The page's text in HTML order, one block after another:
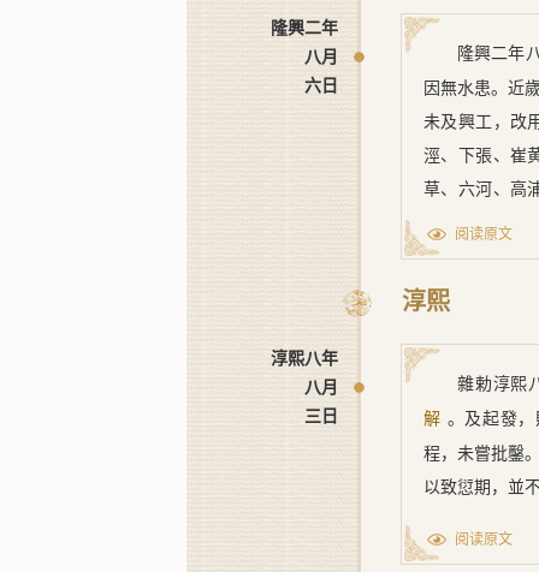
隆興二年
八月
六日
隆興二年
因無水患。近
未及興工，改
涇、下張、崔
草、六河、高
陳、水門、
山、許浦三所
理開濬，諸州
海。蓋以太湖
天禧，成於
開浦之利，不
儲，及致勞擾
縣最要二浦：
山縣最要三浦
阅读原文
淳熙
淳熙八年
八月
三日
雜勅淳熙
解 。及起發
程，未嘗批鑿
以致愆期，並
阅读原文